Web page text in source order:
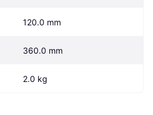
120.0 mm
360.0 mm
2.0 kg